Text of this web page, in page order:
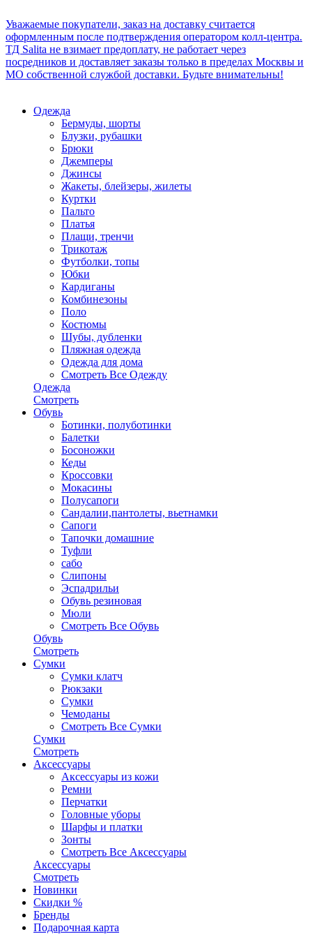
Уважаемые покупатели, заказ на доставку считается
оформленным после подтверждения оператором колл-центра.
ТД Salita не взимает предоплату, не работает через
посредников и доставляет заказы только в пределах Москвы и
МО собственной службой доставки. Будьте внимательны!
Одежда
Бермуды, шорты
Блузки, рубашки
Брюки
Джемперы
Джинсы
Жакеты, блейзеры, жилеты
Куртки
Пальто
Платья
Плащи, тренчи
Трикотаж
Футболки, топы
Юбки
Кардиганы
Комбинезоны
Поло
Костюмы
Шубы, дубленки
Пляжная одежда
Одежда для дома
Смотреть Все Одежду
Одежда
Смотреть
Обувь
Ботинки, полуботинки
Балетки
Босоножки
Кеды
Кроссовки
Мокасины
Полусапоги
Сандалии,пантолеты, вьетнамки
Сапоги
Тапочки домашние
Туфли
сабо
Слипоны
Эспадрильи
Обувь резиновая
Мюли
Смотреть Все Обувь
Обувь
Смотреть
Сумки
Сумки клатч
Рюкзаки
Сумки
Чемоданы
Смотреть Все Сумки
Сумки
Смотреть
Аксессуары
Аксессуары из кожи
Ремни
Перчатки
Головные уборы
Шарфы и платки
Зонты
Смотреть Все Аксессуары
Аксессуары
Смотреть
Новинки
Скидки %
Бренды
Подарочная карта